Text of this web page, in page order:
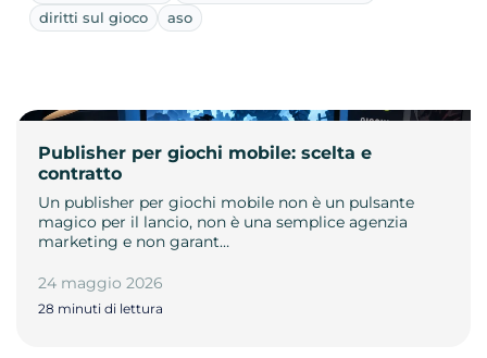
diritti sul gioco
aso
Publisher per giochi mobile: scelta e
contratto
Un publisher per giochi mobile non è un pulsante
magico per il lancio, non è una semplice agenzia
marketing e non garant…
24 maggio 2026
28 minuti di lettura